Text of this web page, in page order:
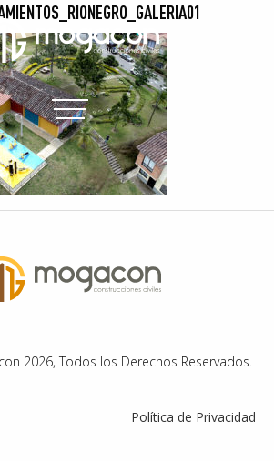
2026, Todos los Derechos Reservados.
Política de Privacidad